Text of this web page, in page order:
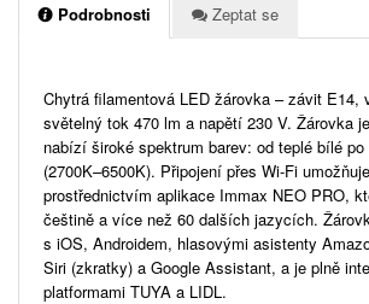
Podrobnosti Zeptat se
Chytrá filamentová LED žárovka – závit E14,
světelný tok 470 lm a napětí 230 V. Žárovka
nabízí široké spektrum barev: od teplé bílé
(2700K–6500K). Připojení přes Wi-Fi
prostřednictvím aplikace Immax NEO PRO,
češtině a více než 60 dalších jazycích.
s iOS, Androidem, hlasovými asistenty
Siri (zkratky) a Google Assistant, a je plně
platformami TUYA a LIDL.